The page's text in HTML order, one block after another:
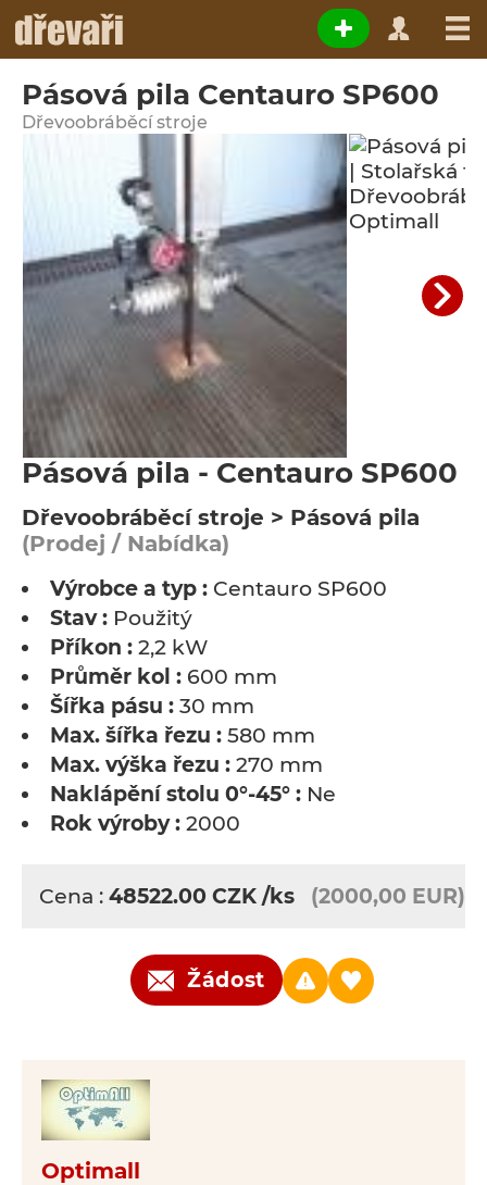
Pásová pila Centauro SP600
Dřevoobráběcí stroje
Pásová pila - Centauro SP600
Dřevoobráběcí stroje > Pásová pila
(Prodej / Nabídka)
Výrobce a typ : Centauro SP600
Stav : Použitý
Příkon : 2,2 kW
Průměr kol : 600 mm
Šířka pásu : 30 mm
Max. šířka řezu : 580 mm
Max. výška řezu : 270 mm
Naklápění stolu 0°-45° : Ne
Rok výroby : 2000
Cena : 48522.00 CZK /ks (2000,00 EUR)
Žádost
Optimall